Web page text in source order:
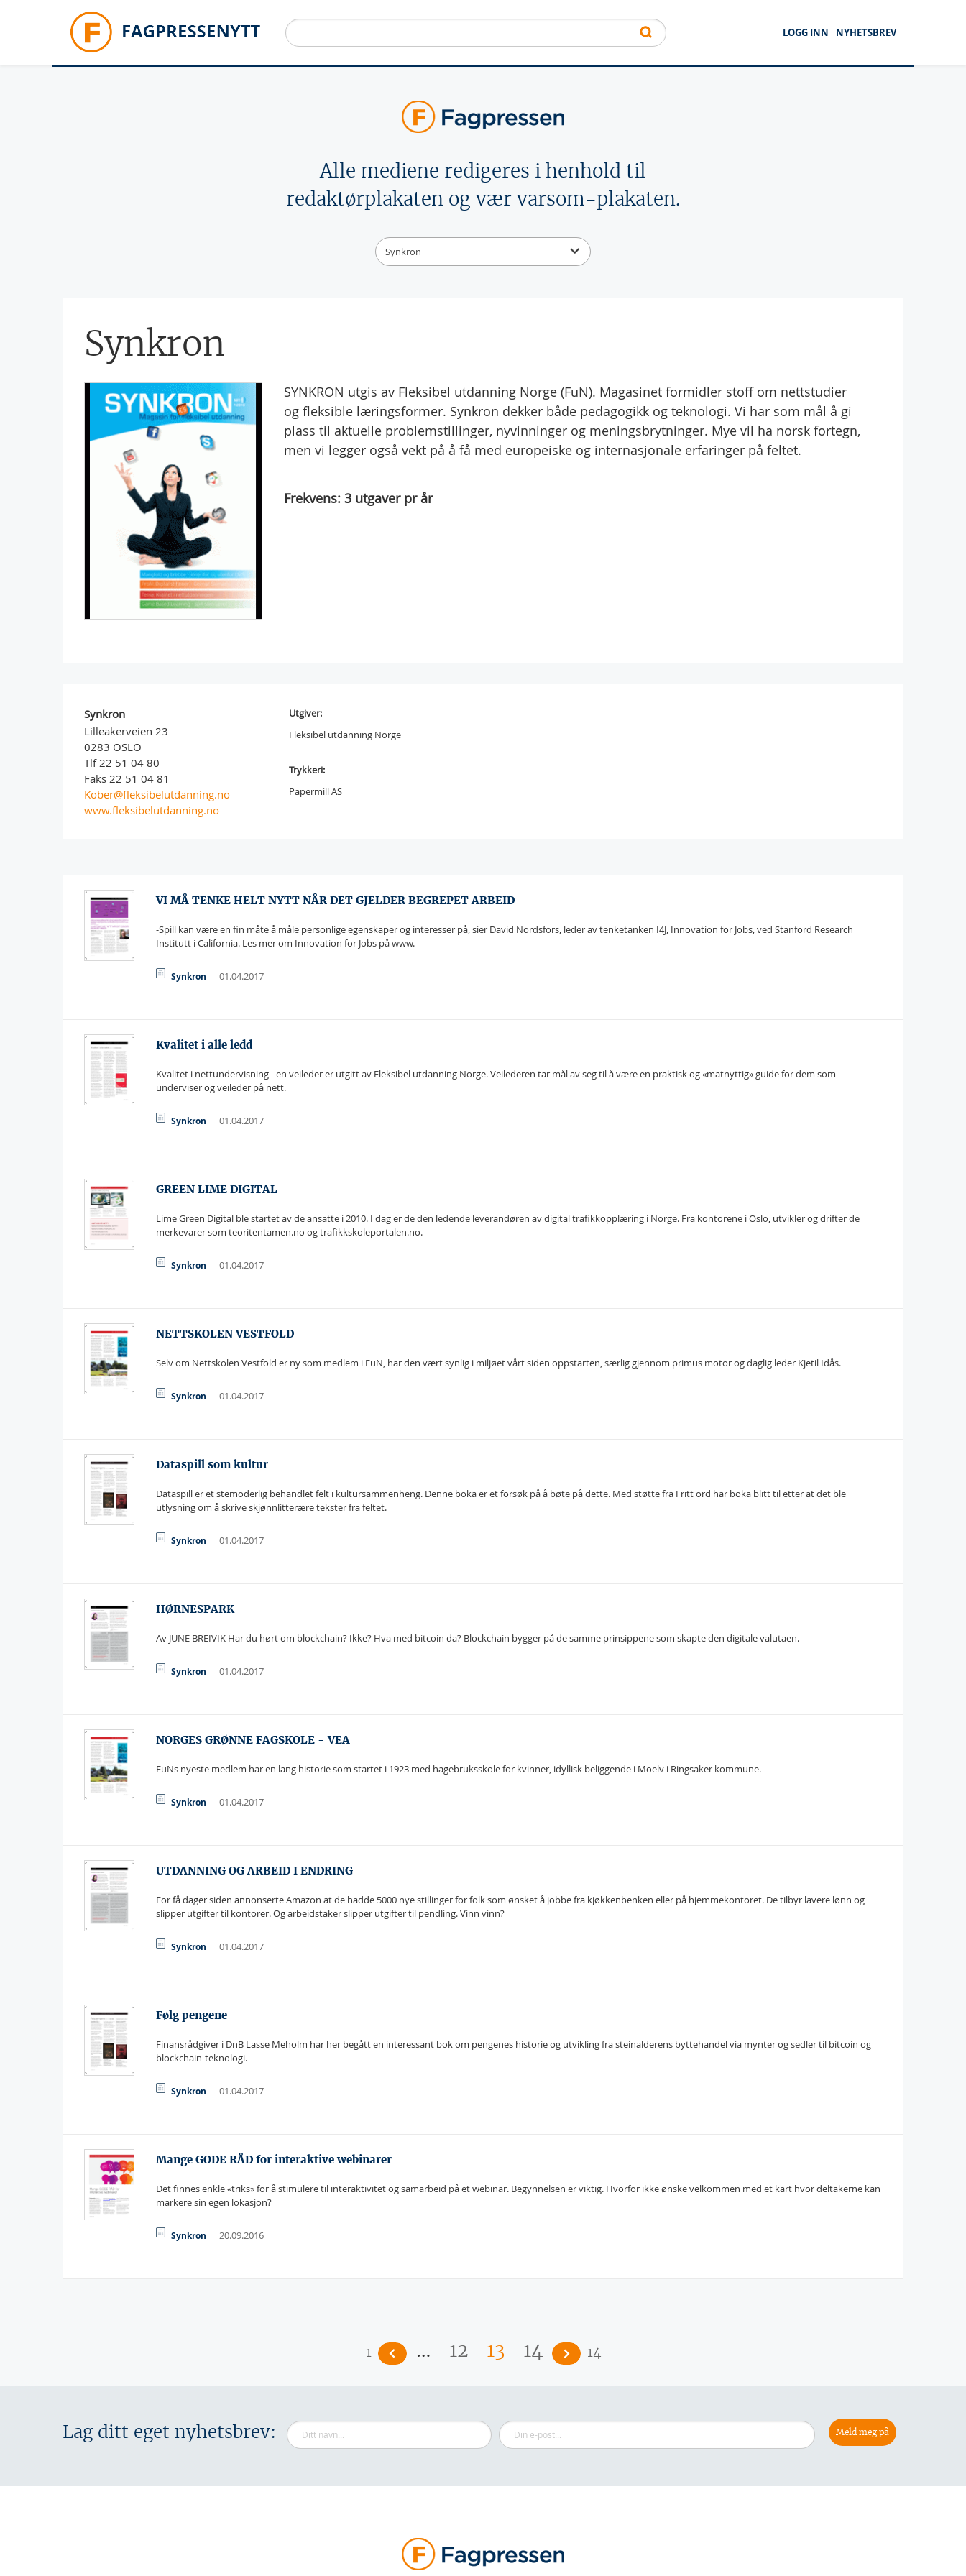
LOGG INN
NYHETSBREV
Alle mediene redigeres i henhold til
redaktørplakaten og vær varsom-plakaten.
Synkron
Synkron
SYNKRON utgis av Fleksibel utdanning Norge (FuN). Magasinet formidler stoff om nettstudier
og fleksible læringsformer. Synkron dekker både pedagogikk og teknologi. Vi har som mål å gi
plass til aktuelle problemstillinger, nyvinninger og meningsbrytninger. Mye vil ha norsk fortegn,
men vi legger også vekt på å få med europeiske og internasjonale erfaringer på feltet.
Frekvens: 3 utgaver pr år
Synkron
Lilleakerveien 23
0283 OSLO
Tlf 22 51 04 80
Faks 22 51 04 81
Kober@fleksibelutdanning.no
www.fleksibelutdanning.no
Utgiver:
Fleksibel utdanning Norge
Trykkeri:
Papermill AS
VI MÅ TENKE HELT NYTT NÅR DET GJELDER BEGREPET ARBEID
-Spill kan være en fin måte å måle personlige egenskaper og interesser på, sier David Nordsfors, leder av tenketanken I4J, Innovation for Jobs, ved Stanford Research
Institutt i California. Les mer om Innovation for Jobs på www.
Synkron 01.04.2017
Kvalitet i alle ledd
Kvalitet i nettundervisning - en veileder er utgitt av Fleksibel utdanning Norge. Veilederen tar mål av seg til å være en praktisk og «matnyttig» guide for dem som
underviser og veileder på nett.
Synkron 01.04.2017
GREEN LIME DIGITAL
Lime Green Digital ble startet av de ansatte i 2010. I dag er de den ledende leverandøren av digital trafikkopplæring i Norge. Fra kontorene i Oslo, utvikler og drifter de
merkevarer som teoritentamen.no og trafikkskoleportalen.no.
Synkron 01.04.2017
NETTSKOLEN VESTFOLD
Selv om Nettskolen Vestfold er ny som medlem i FuN, har den vært synlig i miljøet vårt siden oppstarten, særlig gjennom primus motor og daglig leder Kjetil Idås.
Synkron 01.04.2017
Dataspill som kultur
Dataspill er et stemoderlig behandlet felt i kultursammenheng. Denne boka er et forsøk på å bøte på dette. Med støtte fra Fritt ord har boka blitt til etter at det ble
utlysning om å skrive skjønnlitterære tekster fra feltet.
Synkron 01.04.2017
HØRNESPARK
Av JUNE BREIVIK Har du hørt om blockchain? Ikke? Hva med bitcoin da? Blockchain bygger på de samme prinsippene som skapte den digitale valutaen.
Synkron 01.04.2017
NORGES GRØNNE FAGSKOLE - VEA
FuNs nyeste medlem har en lang historie som startet i 1923 med hagebruksskole for kvinner, idyllisk beliggende i Moelv i Ringsaker kommune.
Synkron 01.04.2017
UTDANNING OG ARBEID I ENDRING
For få dager siden annonserte Amazon at de hadde 5000 nye stillinger for folk som ønsket å jobbe fra kjøkkenbenken eller på hjemmekontoret. De tilbyr lavere lønn og
slipper utgifter til kontorer. Og arbeidstaker slipper utgifter til pendling. Vinn vinn?
Synkron 01.04.2017
Følg pengene
Finansrådgiver i DnB Lasse Meholm har her begått en interessant bok om pengenes historie og utvikling fra steinalderens byttehandel via mynter og sedler til bitcoin og
blockchain-teknologi.
Synkron 01.04.2017
Mange GODE RÅD for interaktive webinarer
Det finnes enkle «triks» for å stimulere til interaktivitet og samarbeid på et webinar. Begynnelsen er viktig. Hvorfor ikke ønske velkommen med et kart hvor deltakerne kan
markere sin egen lokasjon?
Synkron 20.09.2016
1 … 12 13 14 14
Lag ditt eget nyhetsbrev: